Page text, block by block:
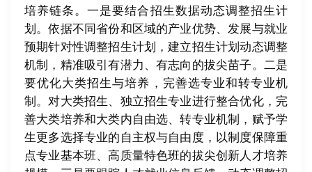
培养链条。一是要结合招生数据动态调整招生计
划。依据不同省份和区域的产业优势、发展与就业
预期针对性调整招生计划，建立招生计划动态调整
机制，精准吸引有潜力、有志向的拔尖苗子。二是
要优化大类招生与培养，完善选专业和转专业机
制。对大类招生、独立招生专业进行整合优化，完
善大类培养和大类内自由选、转专业机制，赋予学
生更多选择专业的自主权与自由度，以制度保障重
点专业基本班、高质量特色班的拔尖创新人才培养